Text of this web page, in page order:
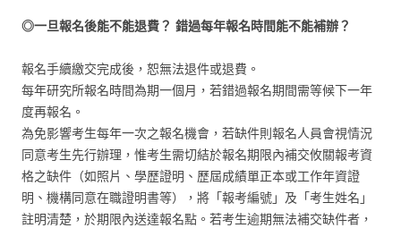
◎一旦報名後能不能退費？ 錯過每年報名時間能不能補辦？
報名手續繳交完成後，恕無法退件或退費。
每年研究所報名時間為期一個月，若錯過報名期間需等候下一年
度再報名。
為免影響考生每年一次之報名機會，若缺件則報名人員會視情況
同意考生先行辦理，惟考生需切結於報名期限內補交攸關報考資
格之缺件（如照片、學歷證明、歷屆成績單正本或工作年資證
明、機構同意在職證明書等），將「報考編號」及「考生姓名」
註明清楚，於期限內送達報名點。若考生逾期無法補交缺件者，